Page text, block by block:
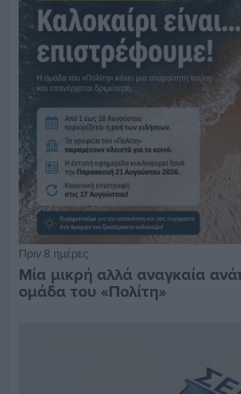
Πριν 8 ημέρες
Μία μικρή αλλά αναγκαία
ομάδα του «Πολίτη»